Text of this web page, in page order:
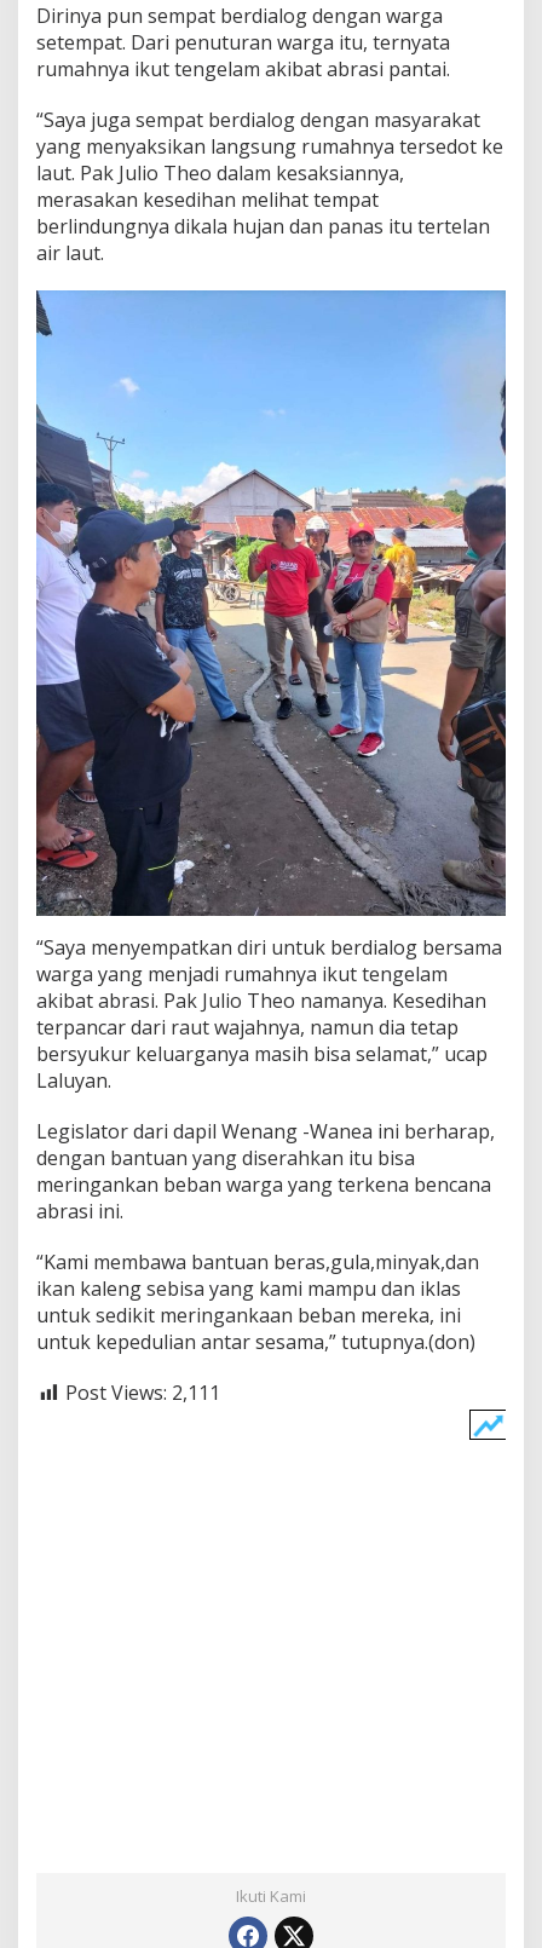
Dirinya pun sempat berdialog dengan warga
setempat. Dari penuturan warga itu, ternyata
rumahnya ikut tengelam akibat abrasi pantai.
“Saya juga sempat berdialog dengan masyarakat
yang menyaksikan langsung rumahnya tersedot ke
laut. Pak Julio Theo dalam kesaksiannya,
merasakan kesedihan melihat tempat
berlindungnya dikala hujan dan panas itu tertelan
air laut.
“Saya menyempatkan diri untuk berdialog bersama
warga yang menjadi rumahnya ikut tengelam
akibat abrasi. Pak Julio Theo namanya. Kesedihan
terpancar dari raut wajahnya, namun dia tetap
bersyukur keluarganya masih bisa selamat,” ucap
Laluyan.
Legislator dari dapil Wenang -Wanea ini berharap,
dengan bantuan yang diserahkan itu bisa
meringankan beban warga yang terkena bencana
abrasi ini.
“Kami membawa bantuan beras,gula,minyak,dan
ikan kaleng sebisa yang kami mampu dan iklas
untuk sedikit meringankaan beban mereka, ini
untuk kepedulian antar sesama,” tutupnya.(don)
Post Views: 2,111
Ikuti Kami